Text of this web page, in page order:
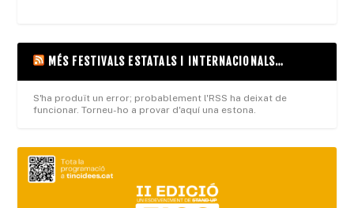
MÉS FESTIVALS ESTATALS I INTERNACIONALS…
S'ha produït un error; probablement l'RSS ha deixat de
funcionar. Torneu-ho a provar d'aquí una estona.